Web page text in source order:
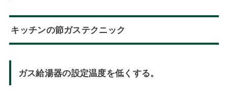
キッチンの節ガステクニック
ガス給湯器の設定温度を低くする。